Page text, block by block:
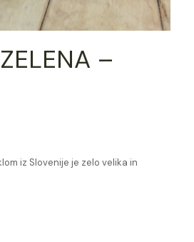
–
iz Slovenije je zelo velika in